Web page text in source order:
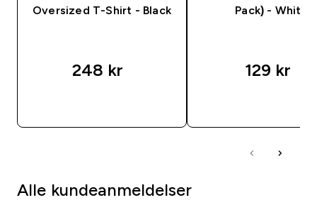
Oversized T-Shirt - Black
248 kr‎
Pack) - White
129 kr‎
Alle kundeanmeldelser